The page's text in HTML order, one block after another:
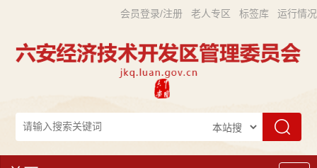
会员登录/注册 老人专区 标签库 运行情况